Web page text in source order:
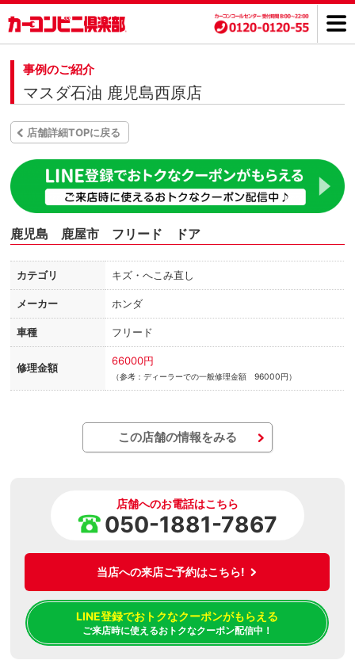
事例のご紹介
マスダ石油 鹿児島西原店
店舗詳細TOPに戻る
鹿児島 鹿屋市 フリード ドア
カテゴリ キズ・へこみ直し
メーカー ホンダ
車種 フリード
修理金額
66000円
（参考：ディーラーでの一般修理金額 96000円）
この店舗の情報をみる
店舗へのお電話はこちら
050-1881-7867
当店への来店ご予約はこちら!
LINE登録でおトクなクーポンがもらえる
ご来店時に使えるおトクなクーポン配信中！